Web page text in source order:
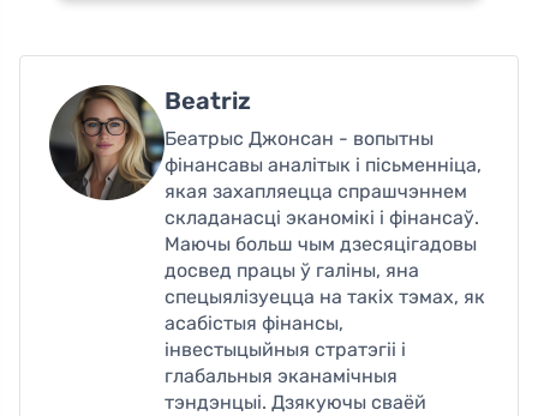
Beatriz
Беатрыс Джонсан - вопытны
фінансавы аналітык і пісьменніца,
якая захапляецца спрашчэннем
складанасці эканомікі і фінансаў.
Маючы больш чым дзесяцігадовы
досвед працы ў галіны, яна
спецыялізуецца на такіх тэмах, як
асабістыя фінансы,
інвестыцыйныя стратэгіі і
глабальныя эканамічныя
тэндэнцыі. Дзякуючы сваёй